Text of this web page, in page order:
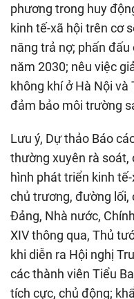
phương trong huy
kinh tế-xã hội trên cơ
năng trả nợ; phấn
năm 2030; nêu việc
không khí ở Hà Nội và
đảm bảo môi trường
Lưu ý, Dự thảo Báo
thường xuyên rà soát,
hình phát triển kinh
chủ trương, đường lối,
Đảng, Nhà nước,
XIV thông qua, Thủ
khi diễn ra Hội nghị
các thành viên Tiểu
tích cực, chủ động;